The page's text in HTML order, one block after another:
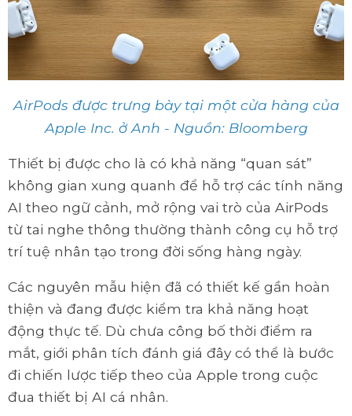
AirPods được trưng bày tại một cửa hàng của
Apple Inc. ở Anh - Nguồn: Bloomberg
Thiết bị được cho là có khả năng “quan sát”
không gian xung quanh để hỗ trợ các tính năng
AI theo ngữ cảnh, mở rộng vai trò của AirPods
từ tai nghe thông thường thành công cụ hỗ trợ
trí tuệ nhân tạo trong đời sống hàng ngày.
Các nguyên mẫu hiện đã có thiết kế gần hoàn
thiện và đang được kiểm tra khả năng hoạt
động thực tế. Dù chưa công bố thời điểm ra
mắt, giới phân tích đánh giá đây có thể là bước
đi chiến lược tiếp theo của Apple trong cuộc
đua thiết bị AI cá nhân.